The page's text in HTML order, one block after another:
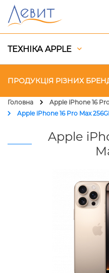
ТЕХНІКА APPLE
ПРОДУКЦІЯ РІЗНИХ
Чохли
Акустика
Головна
Apple iPhone 16
Apple iPhone 16 Pro Max
Apple